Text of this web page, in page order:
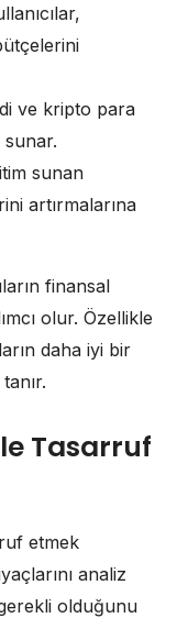
ve kripto para
sunar.
sunan
artırmalarına
finansal
olur. Özellikle
daha iyi bir
Tasarruf
etmek
analiz
olduğunu